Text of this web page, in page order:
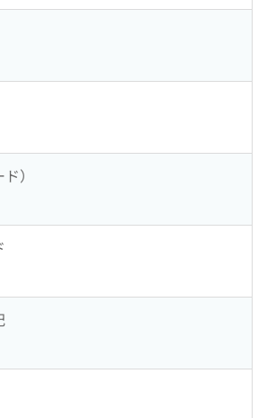
）